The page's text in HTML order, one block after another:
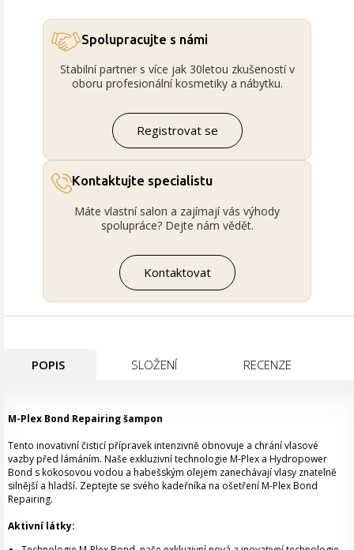
Spolupracujte s námi
Stabilní partner s více jak 30letou zkušeností v
oboru profesionální kosmetiky a nábytku.
Registrovat se
Kontaktujte specialistu
Máte vlastní salon a zajímají vás výhody
spolupráce? Dejte nám vědět.
Kontaktovat
POPIS SLOŽENÍ RECENZE
M-Plex Bond Repairing šampon
Tento inovativní čisticí přípravek intenzivně obnovuje a chrání vlasové
vazby před lámáním. Naše exkluzivní technologie M-Plex a Hydropower
Bond s kokosovou vodou a habešským olejem zanechávají vlasy znatelně
silnější a hladší. Zeptejte se svého kadeřníka na ošetření M-Plex Bond
Repairing.
Aktivní látky: